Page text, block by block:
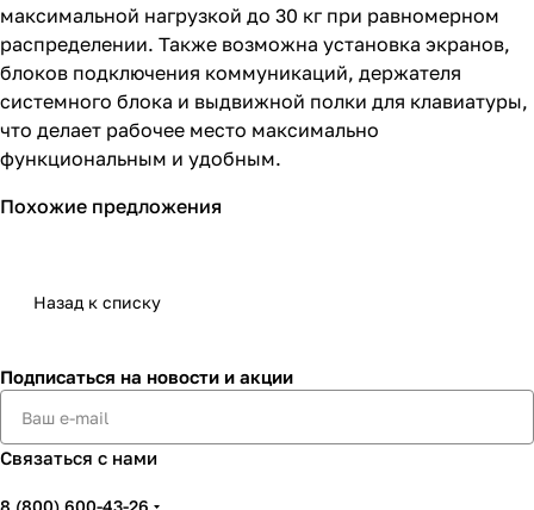
максимальной нагрузкой до 30 кг при равномерном
распределении. Также возможна установка экранов,
блоков подключения коммуникаций, держателя
системного блока и выдвижной полки для клавиатуры,
что делает рабочее место максимально
функциональным и удобным.
Похожие предложения
Назад к списку
Подписаться на новости и акции
Связаться с нами
8 (800) 600-43-26